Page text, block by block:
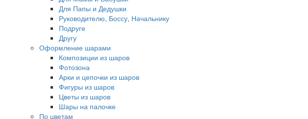
Для Папы и Дедушки
Руководителю, Боссу, Начальнику
Подруге
Другу
Оформление шарами
Композиции из шаров
Фотозона
Арки и цепочки из шаров
Фигуры из шаров
Цветы из шаров
Шары на палочке
По цветам